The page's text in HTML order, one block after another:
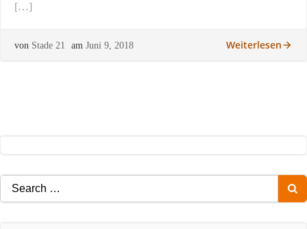
[…]
von Stade 21 am Juni 9, 2018 Weiterlesen
Search
for: